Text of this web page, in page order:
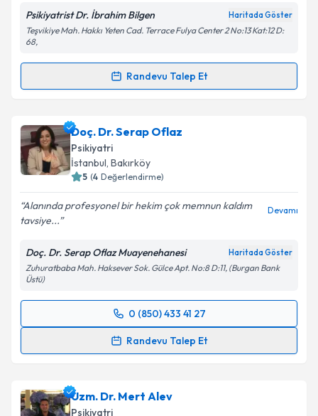
Kişisel verilerimin işlenmesine ilişkinAydınlatma
kapsamda işlenmesini kabul ediyorum.
Psikiyatrist Dr. İbrahim Bilgen Haritada Göster
Teşvikiye Mah. Hakkı Yeten Cad. Terrace Fulya Center 2 No:13 Kat:12 D:
68,
Randevu Talep Et
Randevu Takvimi Talebi
Uzm. Dr. İbrahim Bilgeniçin randevu takvimi talebi
oluşturun. Size bu uzmandan randevu almanız için bir
takvim hazırlandığında e-posta ile bilgilendireceğiz.
Kişisel verilerimin işlenmesine ilişkin
Aydınlatma
Metni'ni okudum ve kişisel verilerimin belirtilen
Takvim Talebini Gönder
Doç. Dr. Serap Oflaz
Psikiyatri
İstanbul, Bakırköy
5 (4 Değerlendirme)
Alanında profesyonel bir hekim çok memnun kaldım
tavsiye...
Devamı
Doç. Dr. Serap Oflaz Muayenehanesi Haritada Göster
Zuhuratbaba Mah. Haksever Sok. Gülce Apt. No:8 D:11, (Burgan Bank
Üstü)
0 (850) 433 41 27
Randevu Talep Et
Randevu Takvimi Talebi
takvim hazırlandığında e-posta ile bilgilendireceğiz.
Uzm. Dr. Mert Alev
Psikiyatri